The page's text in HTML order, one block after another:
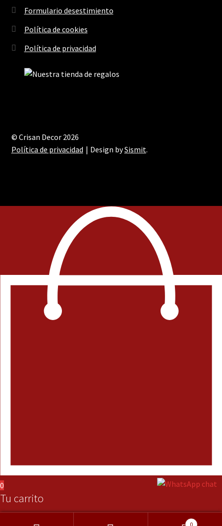
Formulario desestimiento
Política de cookies
Política de privacidad
© Crisan Decor 2026
Política de privacidad
Design bySismit.
0
0
Tu carrito